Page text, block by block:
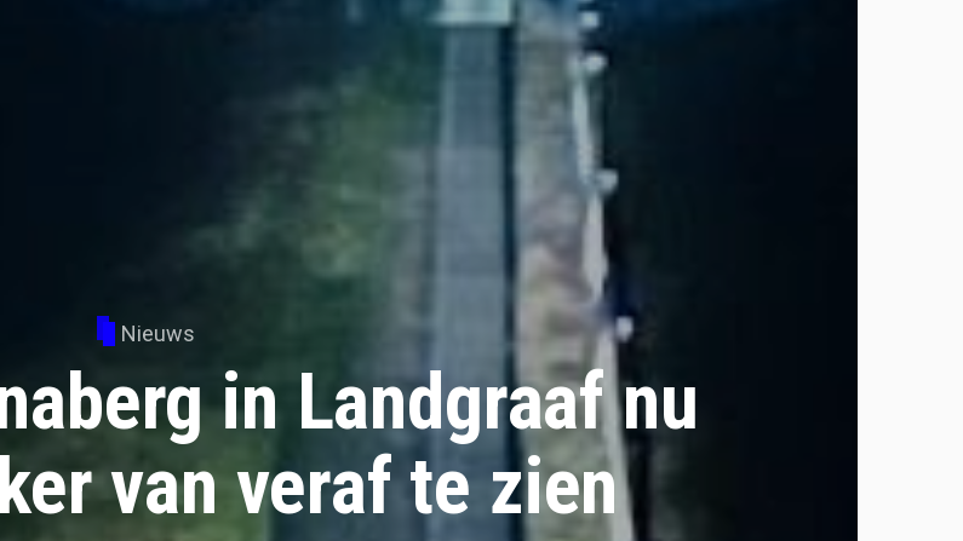
Nieuws
in Landgraaf nu
van veraf te zien